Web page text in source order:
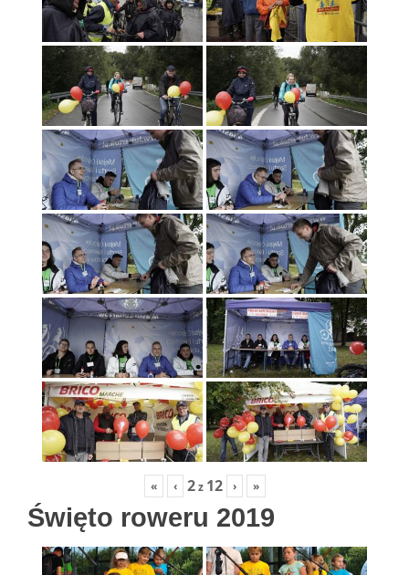
« ‹ 2z 12 › »
Święto roweru 2019